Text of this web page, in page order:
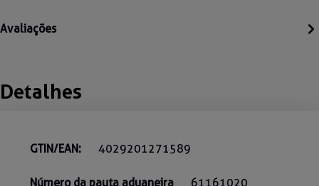
Avaliações
Detalhes
GTIN/EAN: 4029201271589
Número da pauta aduaneira 61161020